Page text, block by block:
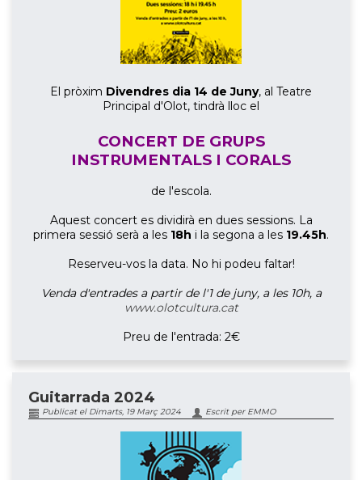
El pròxim Divendres dia 14 de Juny, al Teatre
Principal d'Olot, tindrà lloc el
CONCERT DE GRUPS
INSTRUMENTALS I CORALS
de l'escola.
Aquest concert es dividirà en dues sessions. La
primera sessió serà a les 18h i la segona a les 19.45h.
Reserveu-vos la data. No hi podeu faltar!
Venda d'entrades a partir de l'1 de juny, a les 10h, a
www.olotcultura.cat
Preu de l'entrada: 2€
Guitarrada 2024
Publicat el Dimarts, 19 Març 2024 Escrit per EMMO